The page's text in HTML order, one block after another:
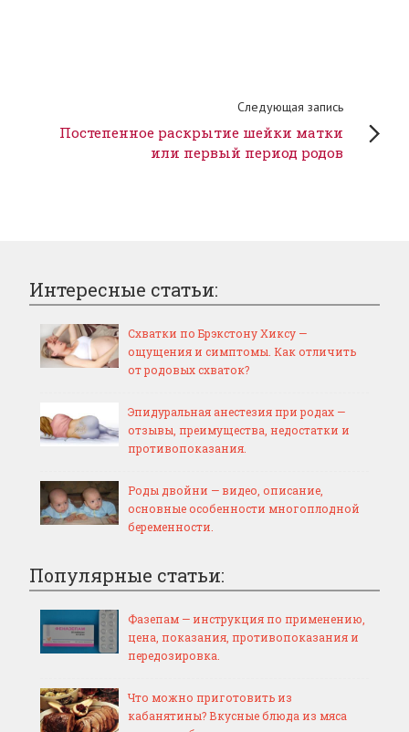
Следующая запись
Постепенное раскрытие шейки матки
или первый период родов
Интересные статьи:
Схватки по Брэкстону Хиксу —
ощущения и симптомы. Как отличить
от родовых схваток?
Эпидуральная анестезия при родах —
отзывы, преимущества, недостатки и
противопоказания.
Роды двойни — видео, описание,
основные особенности многоплодной
беременности.
Популярные статьи:
Фазепам — инструкция по применению,
цена, показания, противопоказания и
передозировка.
Что можно приготовить из
кабанятины? Вкусные блюда из мяса